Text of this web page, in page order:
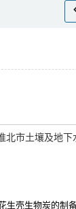
北市土壤及地